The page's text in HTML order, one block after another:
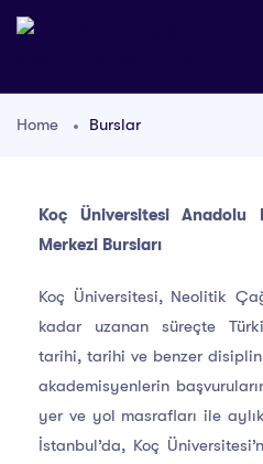
Home Burslar
Koç Üniversitesi Anadolu
Merkezi Bursları
Koç Üniversitesi, Neolitik
kadar uzanan süreçte
tarihi, tarihi ve benzer
akademisyenlerin
yer ve yol masrafları ile
İstanbul’da, Koç